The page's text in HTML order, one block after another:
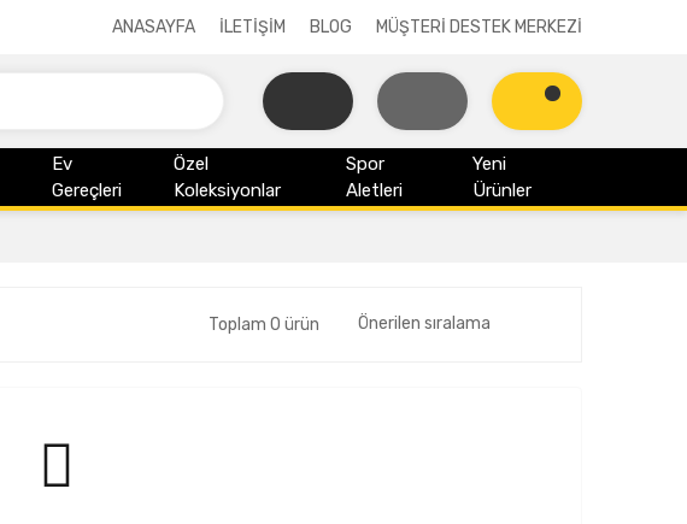
ANASAYFA İLETİŞİM BLOG MÜŞTERİ DESTEK MERKEZİ
Ev
Gereçleri
Özel
Koleksiyonlar
Spor
Aletleri
Yeni
Ürünler
Toplam 0 ürün